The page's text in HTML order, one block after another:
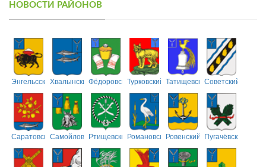
НОВОСТИ РАЙОНОВ
ЭнгельсскийХвалынскийФёдоровскийТурковский ТатищевскийСоветский
СаратовскийСамойловскийРтищевскийРомановскийРовенский Пугачёвский